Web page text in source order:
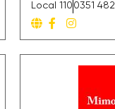
Local 110 0351